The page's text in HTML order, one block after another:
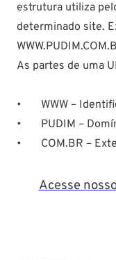
estrutura utiliza
determinado site.
As partes de uma
• WWW –
• PUDIM –
• COM.BR –
Acesse